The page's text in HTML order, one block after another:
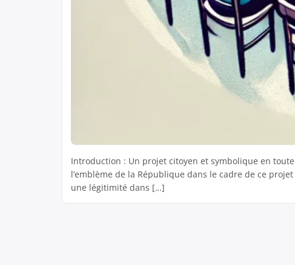
Introduction : Un projet citoyen et symbolique en
l’emblème de la République dans le cadre de ce
une légitimité dans […]